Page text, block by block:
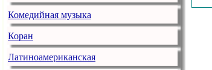
Комедийная музыка
Коран
Латиноамериканская